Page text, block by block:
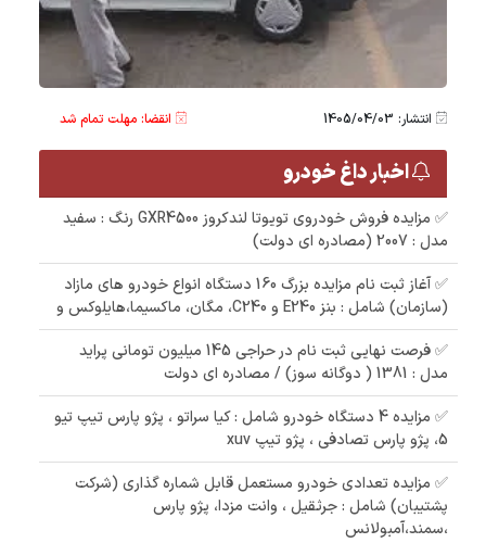
انتشار: 1405/04/03 انقضا: مهلت تمام شد
اخبار داغ خودرو
✅ مزایده فروش خودروی تویوتا لندکروز GXR4500 رنگ : سفید
مدل : 2007 (مصادره ای دولت)
✅ آغاز ثبت نام مزایده بزرگ 160 دستگاه انواع خودرو های مازاد
(سازمان) شامل : بنز E240 و C240، مگان، ماکسیما،هایلوکس و
✅ فرصت نهایی ثبت نام در حراجی 145 میلیون تومانی پراید
مدل : 1381 ( دوگانه سوز) / مصادره ای دولت
✅ مزایده 4 دستگاه خودرو شامل : کیا سراتو ، پژو پارس تیپ تیو
5، پژو پارس تصادفی ، پژو تیپ xuv
✅ مزایده تعدادی خودرو مستعمل قابل شماره گذاری (شرکت
پشتیبان) شامل : جرثقیل ، وانت مزدا، پژو پارس
،سمند،آمبولانس